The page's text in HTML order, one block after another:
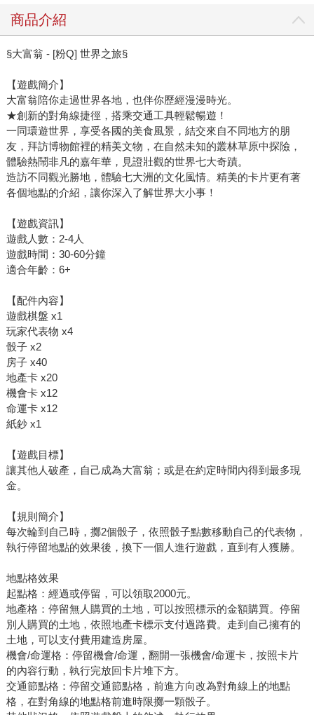
商品介紹
§大富翁 - [粉Q] 世界之旅§
【遊戲簡介】
大富翁陪你走過世界各地，也伴你歷經漫漫時光。
★創新的對角線捷徑，搭乘交通工具輕鬆暢遊！
一同環遊世界，享受各國的美食風景，結交來自不同地方的朋
友，拜訪博物館裡的精美文物，在自然未知的叢林草原中探險，
體驗熱鬧非凡的嘉年華，見證壯觀的世界七大奇蹟。
造訪不同觀光勝地，體驗七大洲的文化風情。精美的卡片更有著
各個地點的介紹，讓你深入了解世界大小事！
【遊戲資訊】
遊戲人數：2-4人
遊戲時間：30-60分鐘
適合年齡：6+
【配件內容】
遊戲棋盤 x1
玩家代表物 x4
骰子 x2
房子 x40
地產卡 x20
機會卡 x12
命運卡 x12
紙鈔 x1
【遊戲目標】
讓其他人破產，自己成為大富翁；或是在約定時間內得到最多現
金。
【規則簡介】
每次輪到自己時，擲2個骰子，依照骰子點數移動自己的代表物，
執行停留地點的效果後，換下一個人進行遊戲，直到有人獲勝。
地點格效果
起點格：經過或停留，可以領取2000元。
地產格：停留無人購買的土地，可以按照標示的金額購買。停留
別人購買的土地，依照地產卡標示支付過路費。走到自己擁有的
土地，可以支付費用建造房屋。
機會/命運格：停留機會/命運，翻開一張機會/命運卡，按照卡片
的內容行動，執行完放回卡片堆下方。
交通節點格：停留交通節點格，前進方向改為對角線上的地點
格，在對角線的地點格前進時限擲一顆骰子。